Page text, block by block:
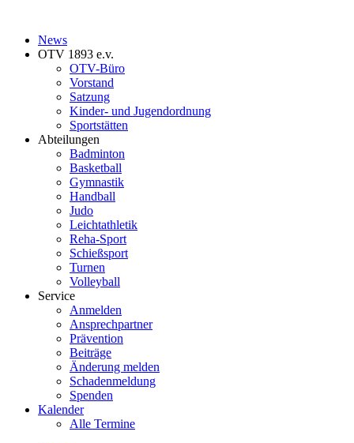
News
OTV 1893 e.v.
OTV-Büro
Vorstand
Satzung
Kinder- und Jugendordnung
Sportstätten
Abteilungen
Badminton
Basketball
Gymnastik
Handball
Judo
Leichtathletik
Reha-Sport
Schießsport
Turnen
Volleyball
Service
Anmelden
Ansprechpartner
Prävention
Beiträge
Änderung melden
Schadenmeldung
Spenden
Kalender
Alle Termine